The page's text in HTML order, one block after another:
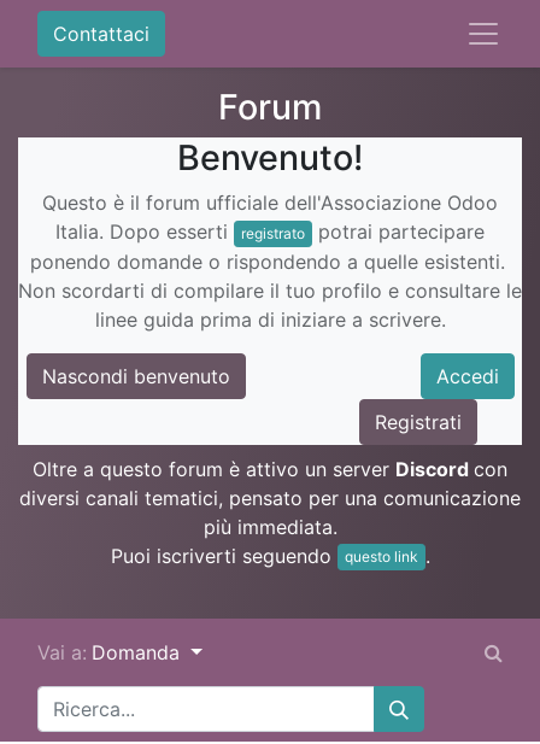
Contattaci
Forum
Benvenuto!
Questo è il forum ufficiale dell'Associazione Odoo
Italia. Dopo esserti
registrato
potrai partecipare
ponendo domande o rispondendo a quelle esistenti.
Non scordarti di compilare il tuo profilo e consultare le
linee guida prima di iniziare a scrivere.
Nascondi benvenuto
Accedi
Registrati
Oltre a questo forum è attivo un server Discord con
diversi canali tematici, pensato per una comunicazione
più immediata.
Puoi iscriverti seguendo
questo link .
Vai a: Domanda